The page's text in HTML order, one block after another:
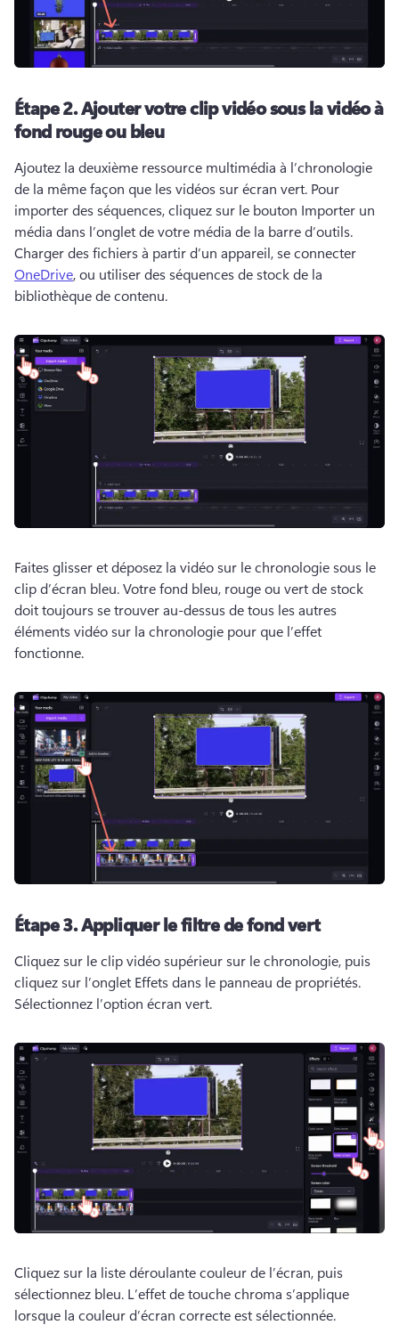
Étape 2.Ajouter votre clip vidéo sous la vidéo à
fond rouge ou bleu
Ajoutez la deuxième ressource multimédia à l’chronologie
de la même façon que les vidéos sur écran vert. Pour
importer des séquences, cliquez sur le bouton Importer un
Charger des fichiers à partir d’un appareil, se connecter
OneDrive, ou utiliser des séquences de stock de la
bibliothèque de contenu.
Faites glisser et déposez la vidéo sur le chronologie sous le
clip d’écran bleu. Votre fond bleu, rouge ou vert de stock
doit toujours se trouver au-dessus de tous les autres
éléments vidéo sur la chronologie pour que l’effet
fonctionne.
Étape 3.Appliquer le filtre de fond vert
Cliquez sur le clip vidéo supérieur sur le chronologie, puis
Sélectionnez l’option écran vert.
Cliquez sur la liste déroulante couleur de l’écran, puis
sélectionnez bleu. L’effet de touche chroma s’applique
lorsque la couleur d’écran correcte est sélectionnée.